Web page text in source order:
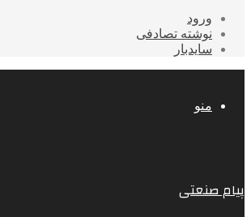
ورود
نوشته تصادفی
سایدبار
منو
پیام صنعتی